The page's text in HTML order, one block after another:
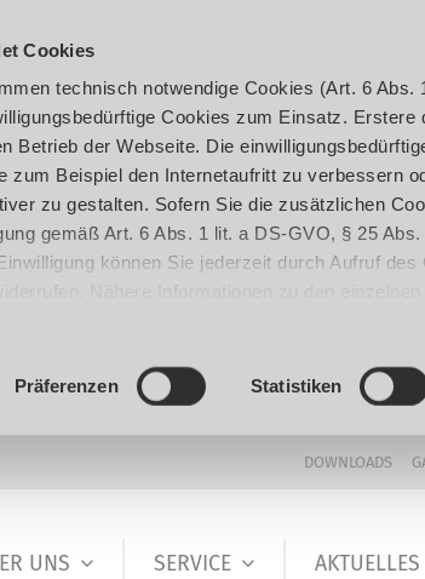
Cookies
technisch notwendige Cookies (Art. 6 Abs.
Cookies zum Einsatz. Erstere
Betrieb der Webseite. Die
zum Beispiel den Internetaufritt zu verbessern
zu gestalten. Sofern Sie die zusätzlichen
gemäß Art. 6 Abs. 1 lit. a DS-GVO, § 25 Abs.
können Sie jederzeit durch Aufruf
Präferenzen Statistiken
DOWNLOADS
UNS SERVICE AKTUELLES